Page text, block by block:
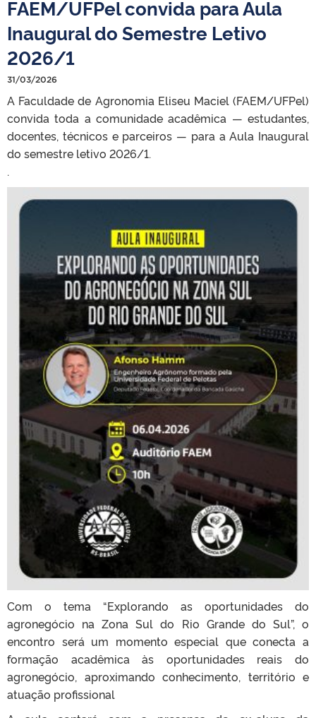
FAEM/UFPel convida para Aula
Inaugural do Semestre Letivo
2026/1
31/03/2026
A Faculdade de Agronomia Eliseu Maciel (FAEM/UFPel)
convida toda a comunidade acadêmica — estudantes,
docentes, técnicos e parceiros — para a Aula Inaugural
do semestre letivo 2026/1.
.
Com o tema “Explorando as oportunidades do
agronegócio na Zona Sul do Rio Grande do Sul”, o
encontro será um momento especial que conecta a
formação acadêmica às oportunidades reais do
agronegócio, aproximando conhecimento, território e
atuação profissional